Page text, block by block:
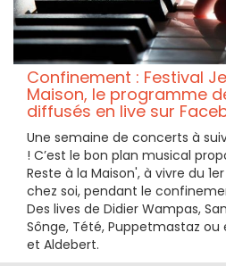
Confinement : Festival
Maison, le programme
diffusés en live sur
Une semaine de concerts à
! C’est le bon plan musical
Reste à la Maison', à vivre du
chez soi, pendant le
Des lives de Didier Wampas,
Sônge, Tété, Puppetmastaz ou
et Aldebert.